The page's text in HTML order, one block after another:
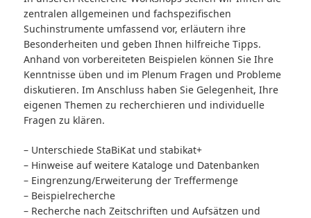
zentralen allgemeinen und fachspezifischen
Suchinstrumente umfassend vor, erläutern ihre
Besonderheiten und geben Ihnen hilfreiche Tipps.
Anhand von vorbereiteten Beispielen können Sie Ihre
Kenntnisse üben und im Plenum Fragen und Probleme
diskutieren. Im Anschluss haben Sie Gelegenheit, Ihre
eigenen Themen zu recherchieren und individuelle
Fragen zu klären.
– Unterschiede StaBiKat und stabikat+
– Hinweise auf weitere Kataloge und Datenbanken
– Eingrenzung/Erweiterung der Treffermenge
– Beispielrecherche
– Recherche nach Zeitschriften und Aufsätzen und